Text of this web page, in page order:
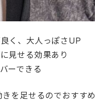
く、大人っぽさUP
見せる効果あり
ーできる
を足せるのでおすすめ